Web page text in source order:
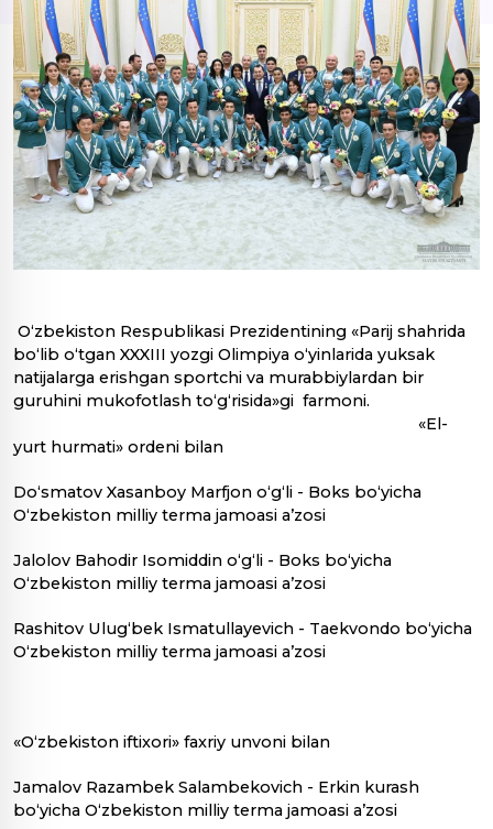
O‘zbekiston Respublikasi Prezidentining «Parij shahrida
bo‘lib o‘tgan XXXIII yozgi Olimpiya o‘yinlarida yuksak
natijalarga erishgan sportchi va murabbiylardan bir
guruhini mukofotlash to‘g‘risida»gi farmoni.
«El-
yurt hurmati» ordeni bilan
Do‘smatov Xasanboy Marfjon o‘g‘li - Boks bo‘yicha
O‘zbekiston milliy terma jamoasi a’zosi
Jalolov Bahodir Isomiddin o‘g‘li - Boks bo‘yicha
O‘zbekiston milliy terma jamoasi a’zosi
Rashitov Ulug‘bek Ismatullayevich - Taekvondo bo‘yicha
O‘zbekiston milliy terma jamoasi a’zosi
«O‘zbekiston iftixori» faxriy unvoni bilan
Jamalov Razambek Salambekovich - Erkin kurash
bo‘yicha O‘zbekiston milliy terma jamoasi a’zosi